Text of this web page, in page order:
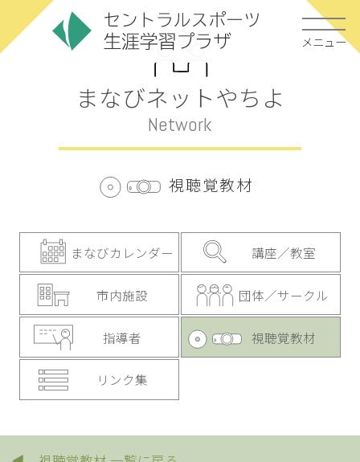
メニュー
まなびネットやちよ
Network
視聴覚教材
まなびカレンダー 講座／教室
市内施設 団体／サークル
指導者 視聴覚教材
リンク集